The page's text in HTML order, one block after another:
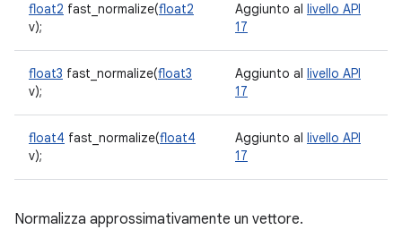
float2 fast_normalize(float2
v);
Aggiunto al livello API
17
float3 fast_normalize(float3
v);
Aggiunto al livello API
17
float4 fast_normalize(float4
v);
Aggiunto al livello API
17
Normalizza approssimativamente un vettore.